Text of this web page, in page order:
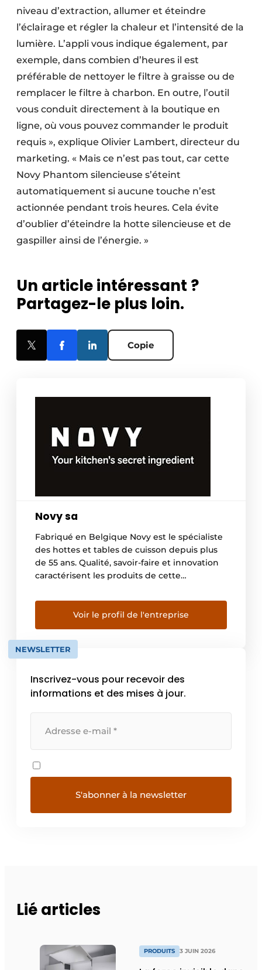
niveau d’extraction, allumer et éteindre
l’éclairage et régler la chaleur et l’intensité de la
lumière. L’appli vous indique également, par
exemple, dans combien d’heures il est
préférable de nettoyer le filtre à graisse ou de
remplacer le filtre à charbon. En outre, l’outil
vous conduit directement à la boutique en
ligne, où vous pouvez commander le produit
requis », explique Olivier Lambert, directeur du
marketing. « Mais ce n’est pas tout, car cette
Novy Phantom silencieuse s’éteint
automatiquement si aucune touche n’est
actionnée pendant trois heures. Cela évite
d’oublier d’éteindre la hotte silencieuse et de
gaspiller ainsi de l’énergie. »
Un article intéressant ?
Partagez-le plus loin.
Copie
Novy sa
Fabriqué en Belgique Novy est le spécialiste
des hottes et tables de cuisson depuis plus
de 55 ans. Qualité, savoir-faire et innovation
caractérisent les produits de cette
production ont toujours lieu à Kuurne, en
Flandre occidentale. Aujourd’hui Novy
emploie environ deux cent cinquante
personnes et l’entreprise est le leader […]
Voir le profil de l'entreprise
NEWSLETTER
Inscrivez-vous pour recevoir des
informations et des mises à jour.
Lié articles
PRODUITS 3 JUIN 2026